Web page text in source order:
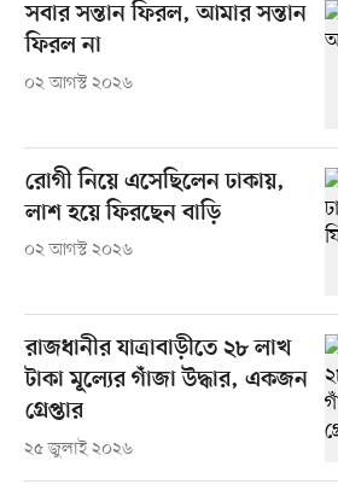
সবার সন্তান ফিরল, আমার সন্তান
ফিরল না
০২ আগস্ট ২০২৬
রোগী নিয়ে এসেছিলেন ঢাকায়,
লাশ হয়ে ফিরছেন বাড়ি
০২ আগস্ট ২০২৬
রাজধানীর যাত্রাবাড়ীতে ২৮ লাখ
টাকা মূল্যের গাঁজা উদ্ধার, একজন
গ্রেপ্তার
২৫ জুলাই ২০২৬